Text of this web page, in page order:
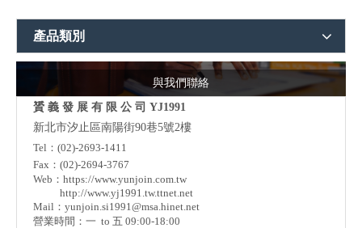
產品類別
與我們聯絡
贇 義 發 展 有 限 公 司 YJ1991
新北市汐止區南陽街90巷5號2樓
Tel：(02)-2693-1411
Fax：(02)-2694-3767
Web： https://www.yunjoin.com.tw
http://www.yj1991.tw.ttnet.net
Mail： yunjoin.si1991@msa.hinet.net
營業時間：一 to 五 09:00-18:00